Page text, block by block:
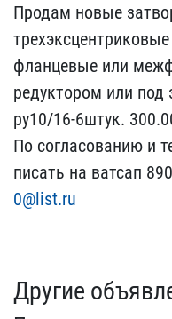
Продам новые
фланцевые или
редукто​ром или под
ру10/16-6штук.
По согласованию ​и
писать на ватсап
0@list.ru
Другие